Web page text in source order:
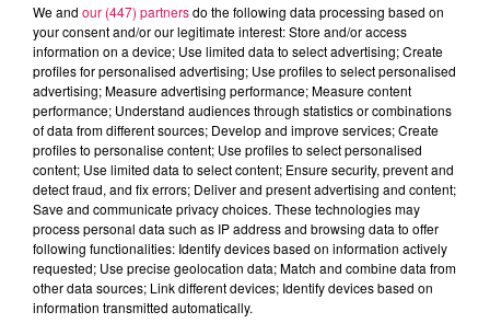
À L'ANTENNE
We and our (447) partnersdo the following data processing based on
your consent and/or our legitimate interest: Store and/or access
information on a device; Use limited data to select advertising; Create
profiles for personalised advertising; Use profiles to select personalised
advertising; Measure advertising performance; Measure content
performance; Understand audiences through statistics or combinations
of data from different sources; Develop and improve services; Create
profiles to personalise content; Use profiles to select personalised
content; Use limited data to select content; Ensure security, prevent and
detect fraud, and fix errors; Deliver and present advertising and content;
Save and communicate privacy choices. These technologies may
process personal data such as IP address and browsing data to offer
following functionalities: Identify devices based on information actively
requested; Use precise geolocation data; Match and combine data from
other data sources; Link different devices; Identify devices based on
information transmitted automatically.